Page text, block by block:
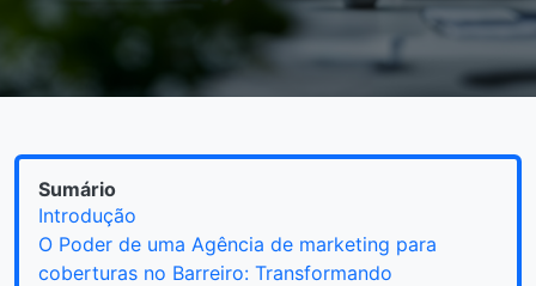
Sumário
Introdução
O Poder de uma Agência de marketing para
coberturas no Barreiro: Transformando